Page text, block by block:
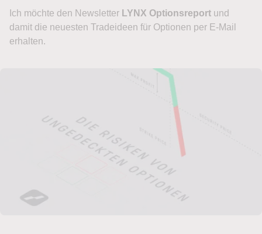
Ich möchte den Newsletter LYNX Optionsreport und
damit die neuesten Tradeideen für Optionen per E-Mail
erhalten.